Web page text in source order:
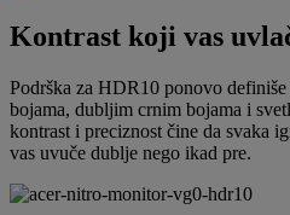
Kontrast koji vas
Podrška za HDR10 ponovo
bojama, dubljim crnim bojama i
kontrast i preciznost čine da svaka
vas uvuče dublje nego ikad pre.